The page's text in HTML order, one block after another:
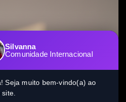
Silvanna
Comunidade Internacional
Seja muito bem-vindo(a) ao